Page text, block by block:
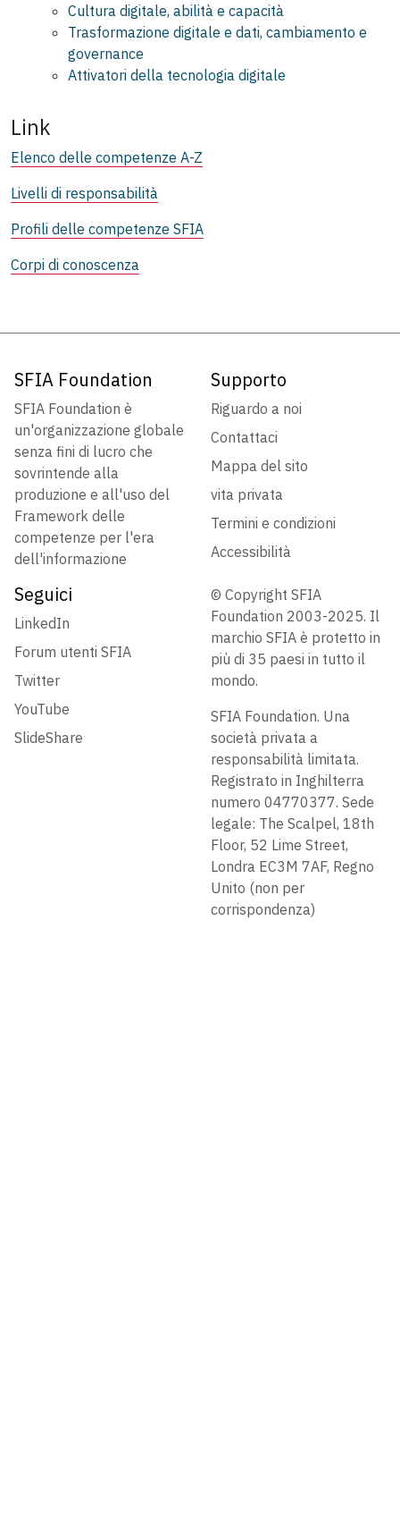
Cultura digitale, abilità e capacità
Trasformazione digitale e dati, cambiamento e
governance
Attivatori della tecnologia digitale
Link
Elenco delle competenze A-Z
Livelli di responsabilità
Profili delle competenze SFIA
Corpi di conoscenza
SFIA Foundation
SFIA Foundation è
un'organizzazione globale
senza fini di lucro che
sovrintende alla
produzione e all'uso del
Framework delle
competenze per l'era
dell'informazione
Supporto
Riguardo a noi
Contattaci
Mappa del sito
vita privata
Termini e condizioni
Accessibilità
Seguici
LinkedIn
Forum utenti SFIA
Twitter
YouTube
SlideShare
© Copyright SFIA
Foundation 2003-2025. Il
marchio SFIA è protetto in
più di 35 paesi in tutto il
mondo.
SFIA Foundation. Una
società privata a
responsabilità limitata.
Registrato in Inghilterra
numero 04770377. Sede
legale: The Scalpel, 18th
Floor, 52 Lime Street,
Londra EC3M 7AF, Regno
Unito (non per
corrispondenza)